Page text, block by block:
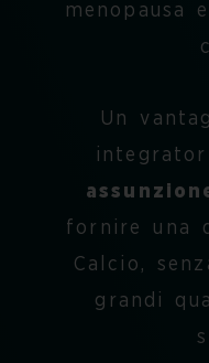
menopausa
Un
fornire una
Calcio,
grandi